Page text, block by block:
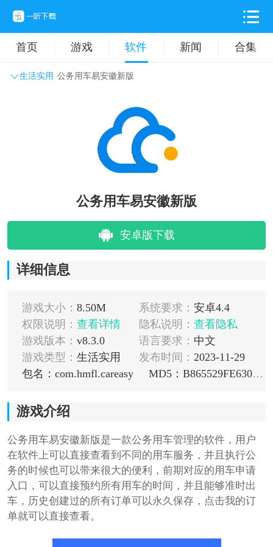
首页 游戏 软件 新闻 合集
生活实用 公务用车易安徽新版
拍摄美化 时尚购物
公务用车易安徽新版
安卓版下载
详细信息
游戏大小： 8.50M 系统要求： 安卓4.4
权限说明： 查看详情 隐私说明： 查看隐私
游戏版本： v8.3.0 语言要求： 中文
游戏类型： 生活实用 发布时间： 2023-11-29
包名：com.hmfl.careasy
MD5：B865529FE630999177B1A8AD2FD24AF9
游戏介绍
公务用车易安徽新版是一款公务用车管理的软件，用户
在软件上可以直接查看到不同的用车服务，并且执行公
务的时候也可以带来很大的便利，前期对应的用车申请
入口，可以直接预约所有用车的时间，并且能够准时出
车，历史创建过的所有订单可以永久保存，点击我的订
单就可以直接查看。